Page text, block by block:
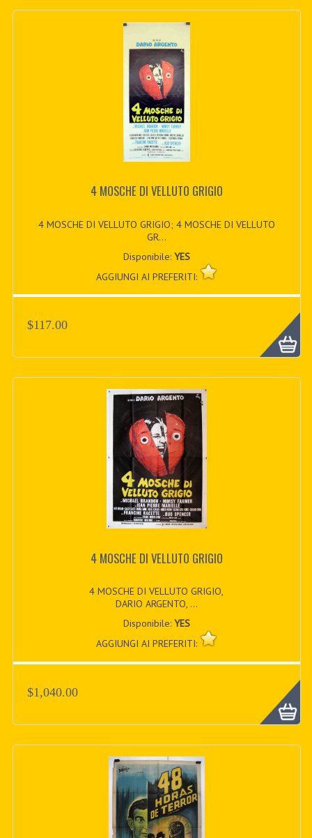
4 MOSCHE DI VELLUTO GRIGIO
4 MOSCHE DI VELLUTO GRIGIO; 4 MOSCHE DI VELLUTO
GR...
Disponibile: YES
AGGIUNGI AI PREFERITI:
$117.00
4 MOSCHE DI VELLUTO GRIGIO
4 MOSCHE DI VELLUTO GRIGIO,
DARIO ARGENTO, ...
Disponibile: YES
AGGIUNGI AI PREFERITI:
$1,040.00